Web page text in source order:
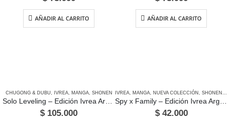
AÑADIR AL CARRITO AÑADIR AL CARRITO
CHUGONG & DUBU IVREA, MANGA, SHONEN
$105.000
IVREA MANGA NUEVA COLECCIÓN SHONEN
$42.000